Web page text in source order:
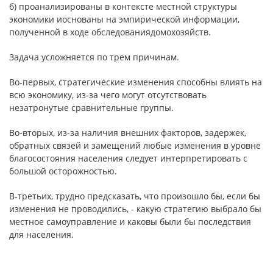
б) проанализированы в контексте местной структуры
экономики иоснованы на эмпирической информации,
полученной в ходе обследованиядомохозяйств.
Задача усложняется по трем причинам.
Во-первых, стратегические изменения способны влиять на
всю экономику, из-за чего могут отсутство­вать
незатронутые сравнительные группы.
Во-вторых, из-за наличия внешних факторов, задержек,
обратных связей и замещений любые изменения в уровне
благосостояния населения следует интерпретировать с
большой осторожностью.
В-третьих, трудно предсказать, что произошло бы, если бы
измене­ния не проводились, - какую стратегию выбрало бы
местное самоуправ­ление и каковы были бы последствия
для населения.